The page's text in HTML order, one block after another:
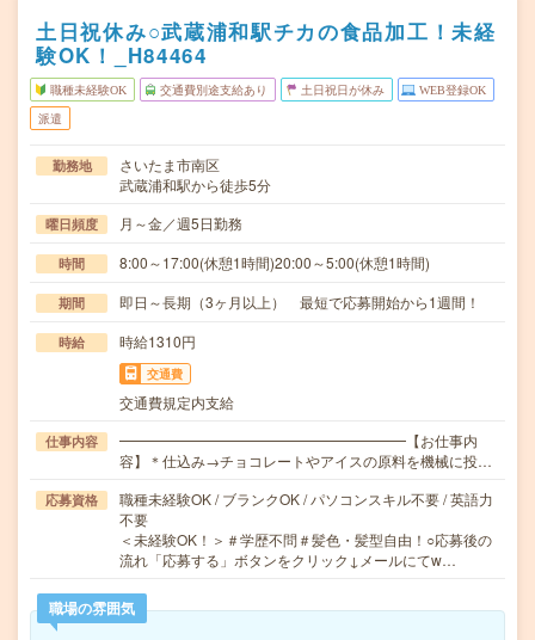
土日祝休み○武蔵浦和駅チカの食品加工！未経
験OK！_H84464
職種未経験OK 交通費別途支給あり 土日祝日が休み WEB登録OK
派遣
勤務地
さいたま市南区
武蔵浦和駅から徒歩5分
曜日頻度 月～金／週5日勤務
時間 8:00～17:00(休憩1時間)20:00～5:00(休憩1時間)
期間 即日～長期（3ヶ月以上） 最短で応募開始から1週間！
時給 時給1310円
交通費
交通費規定内支給
仕事内容
━━━━━━━━━━━━━━━━━━━━【お仕事内
容】＊仕込み→チョコレートやアイスの原料を機械に投…
応募資格
職種未経験OK / ブランクOK / パソコンスキル不要 / 英語力
不要
＜未経験OK！＞＃学歴不問＃髪色・髪型自由！○応募後の
流れ「応募する」ボタンをクリック↓メールにてw…
職場の雰囲気